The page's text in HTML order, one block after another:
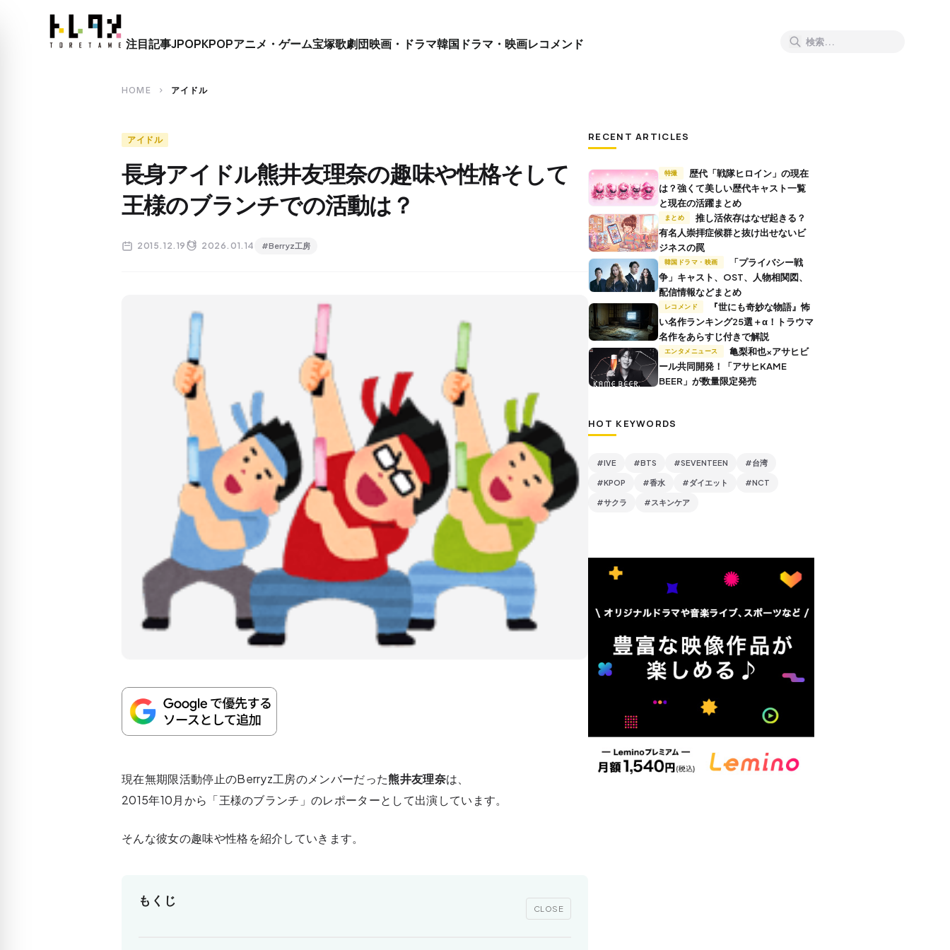
close
注目記事JPOPKPOPアニメ・ゲーム宝塚歌劇団映画・ドラマ韓国ドラマ・映画レコメンド
HOME chevron_right アイドル
アイドル
長身アイドル熊井友理奈の趣味や性格そして
王様のブランチでの活動は？
2015.12.19 2026.01.14 #Berryz工房
現在無期限活動停止のBerryz工房のメンバーだった熊井友理奈は、
2015年10月から 「王様のブランチ」のレポーターとして出演しています。
そんな彼女の趣味や性格を紹介していきます。
もくじ
CLOSE
RECENT ARTICLES
特撮
は？強くて美しい歴代キャスト一覧
と現在の活躍まとめ
まとめ
推し活依存はなぜ起きる？
有名人崇拝症候群と抜け出せないビ
ジネスの罠
韓国ドラマ・映画
争」キャスト、OST、人物相関図、
配信情報などまとめ
レコメンド
い名作ランキング25選＋α！トラウマ
名作をあらすじ付きで解説
エンタメニュース
ール共同開発！「アサヒKAME
BEER」が数量限定発売
HOT KEYWORDS
#IVE #BTS #SEVENTEEN #台湾
#KPOP #香水 #ダイエット #NCT
#サクラ #スキンケア